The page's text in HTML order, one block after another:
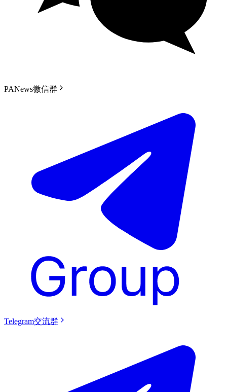
PANews微信群
Telegram交流群